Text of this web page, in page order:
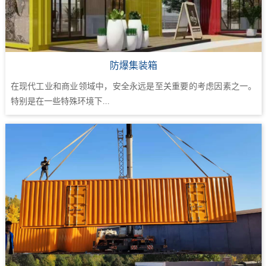
防爆集装箱
在现代工业和商业领域中，安全永远是至关重要的考虑因素之一。
特别是在一些特殊环境下...